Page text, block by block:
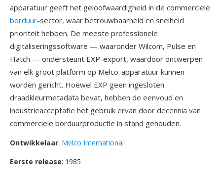
apparatuur geeft het geloofwaardigheid in de commerciele
borduur-sector, waar betrouwbaarheid en snelheid
prioriteit hebben. De meeste professionele
digitaliseringssoftware — waaronder Wilcom, Pulse en
Hatch — ondersteunt EXP-export, waardoor ontwerpen
van elk groot platform op Melco-apparatuur kunnen
worden gericht. Hoewel EXP geen ingesloten
draadkleurmetadata bevat, hebben de eenvoud en
industrieacceptatie het gebruik ervan door decennia van
commerciele borduurproductie in stand gehouden.
Ontwikkelaar: Melco International
Eerste release: 1985